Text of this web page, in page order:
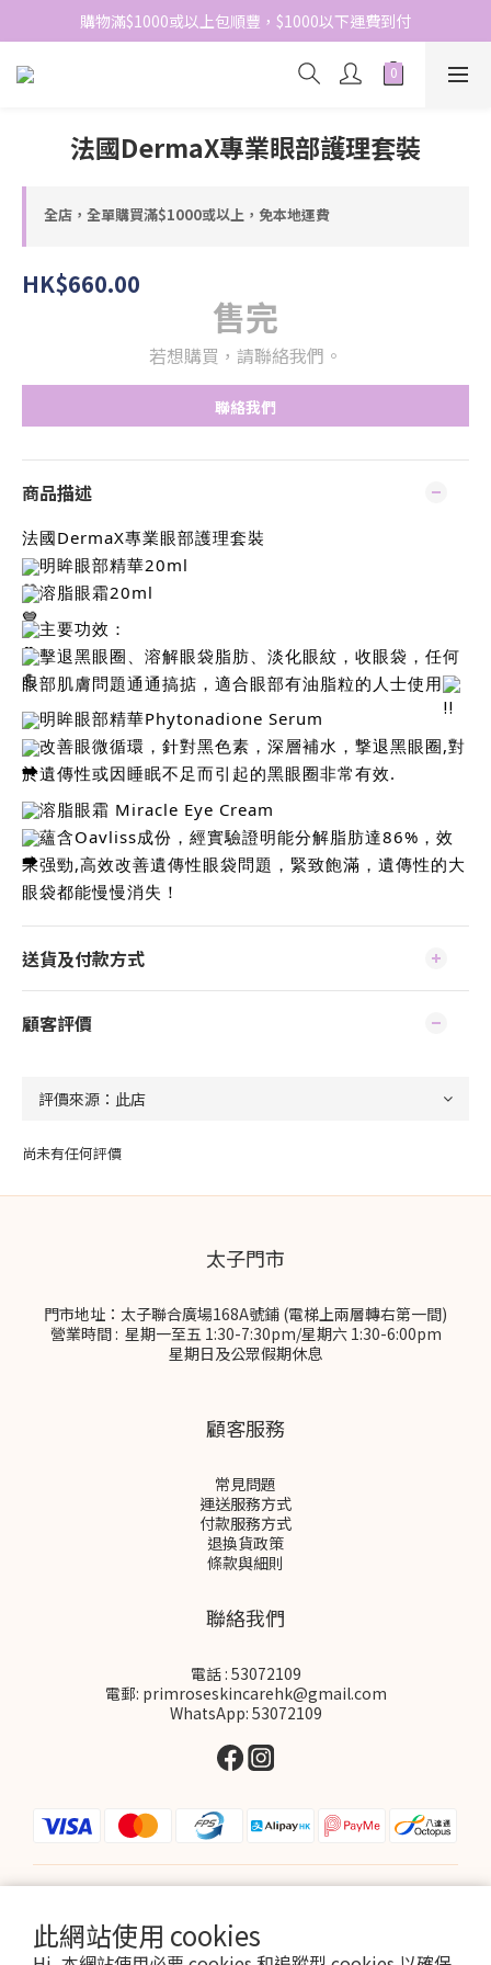
此網站使用 cookies
網站免費登記會員，會員優惠價於結帳時自動扣減
購物滿$1000或以上包順豐，$1000以下運費到付
網站免費登記會員，會員優惠價於結帳時自動扣減
法國DermaX專業眼部護理套裝
全店，全單購買滿$1000或以上，免本地運費
HK$660.00
售完
若想購買，請聯絡我們。
聯絡我們
商品描述
法國DermaX專業眼部護理套裝
明眸眼部精華20ml
溶脂眼霜20ml
主要功效：
擊退黑眼圈、溶解眼袋脂肪、淡化眼紋，收眼袋，任何
眼部肌膚問題通通搞掂，適合眼部有油脂粒的人士使用
明眸眼部精華Phytonadione Serum
改善眼微循環，針對黑色素，深層補水，撃退黑眼圈,對
於遺傳性或因睡眠不足而引起的黑眼圈非常有效.
溶脂眼霜 Miracle Eye Cream
蘊含Oavliss成份，經實驗證明能分解脂肪達86%，效
果强勁,高效改善遺傳性眼袋問題，緊致飽滿，遺傳性的大
眼袋都能慢慢消失！
送貨及付款方式
顧客評價
尚未有任何評價
太子門市
門市地址：太子聯合廣場168A號鋪 (電梯上兩層轉右第一間)
營業時間 : 星期一至五 1:30-7:30pm/星期六 1:30-6:00pm
星期日及公眾假期休息
顧客服務
常見問題
運送服務方式
付款服務方式
退換貨政策
條款與細則
聯絡我們
電話 : 53072109
電郵: primroseskincarehk@gmail.com
WhatsApp: 53072109